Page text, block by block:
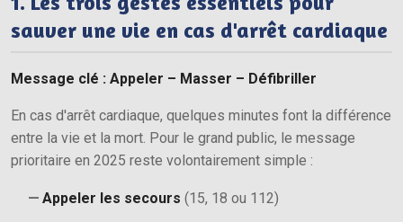
sauver une vie en cas d'arrêt cardiaque
Message clé : Appeler – Masser – Défibriller
En cas d'arrêt cardiaque, quelques minutes font la différence
entre la vie et la mort. Pour le grand public, le message
prioritaire en 2025 reste volontairement simple :
Appeler les secours (15, 18 ou 112)